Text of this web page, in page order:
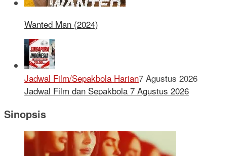
Wanted Man (2024)
Jadwal Film/Sepakbola Harian7 Agustus 2026
Jadwal Film dan Sepakbola 7 Agustus 2026
Sinopsis